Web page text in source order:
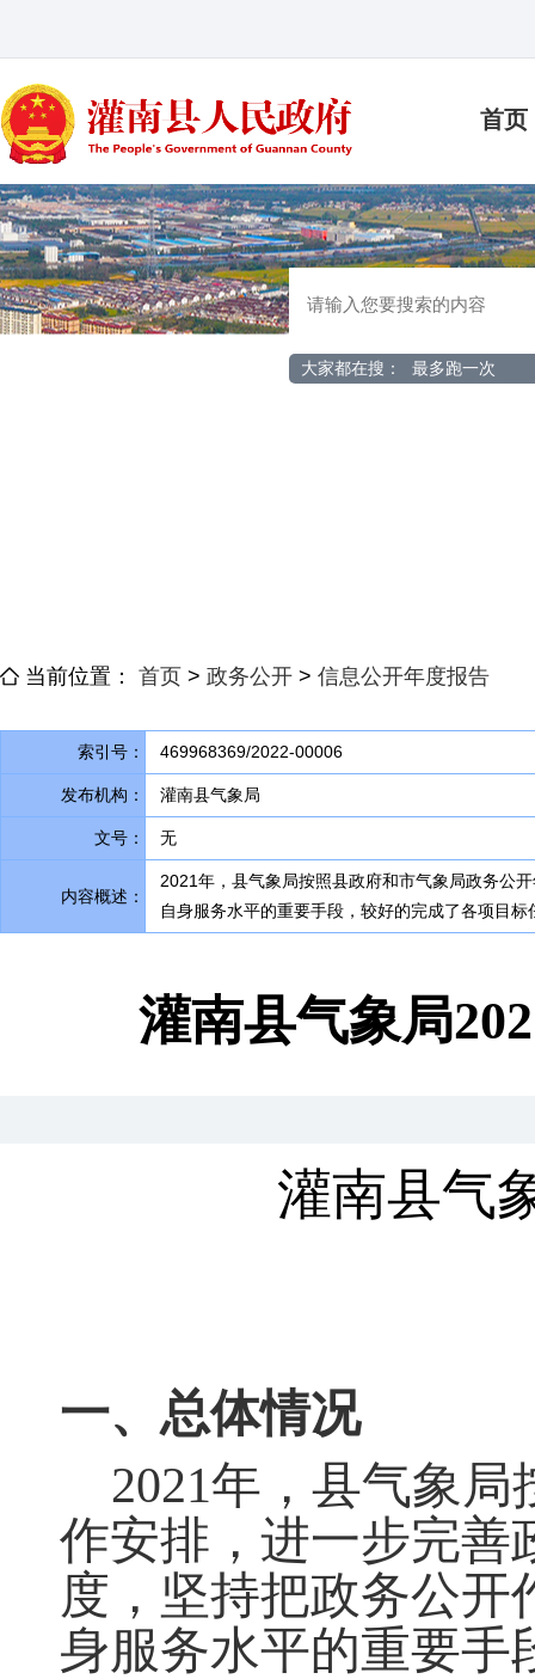
首页
大家都在搜： 最多跑一次
当前位置： 首页 > 政务公开 > 信息公开年度报告
索引号： 469968369/2022-00006
发布机构： 灌南县气象局
文号： 无
内容概述：
2021年， 县气象局按照县政府和市气象局政务公
自身服务水平的重要手段，较好的完成了各项目标
灌南县气象局
灌南县气
一、总体情况
2021年 ， 县气象局
作安排，进一步完善
度，坚持把政务公
身服务水平的重要手